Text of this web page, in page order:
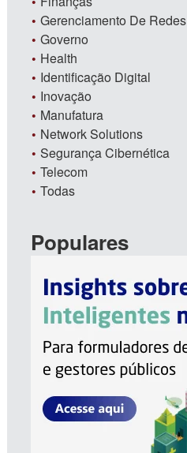
Gerenciamento De Redes
Governo
Health
Identificação Digital
Inovação
Manufatura
Network Solutions
Segurança Cibernética
Telecom
Todas
Populares